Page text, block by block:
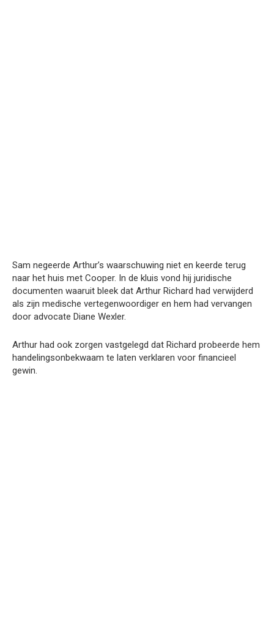
Sam negeerde Arthur’s waarschuwing niet en keerde terug
naar het huis met Cooper. In de kluis vond hij juridische
documenten waaruit bleek dat Arthur Richard had verwijderd
als zijn medische vertegenwoordiger en hem had vervangen
door advocate Diane Wexler.
Arthur had ook zorgen vastgelegd dat Richard probeerde hem
handelingsonbekwaam te laten verklaren voor financieel
gewin.